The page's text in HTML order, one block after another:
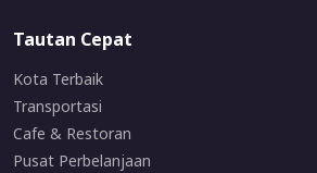
Tautan Cepat
Kota Terbaik
Transportasi
Cafe & Restoran
Pusat Perbelanjaan